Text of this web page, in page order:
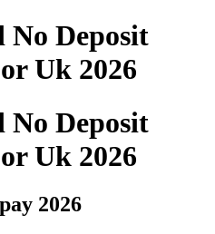
No Deposit
Uk 2026
No Deposit
Uk 2026
2026